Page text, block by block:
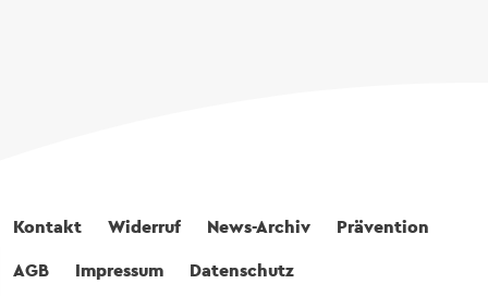
Fußbereich
Kontakt Widerruf News-Archiv
Prävention
AGB
Impressum
Datenschutz